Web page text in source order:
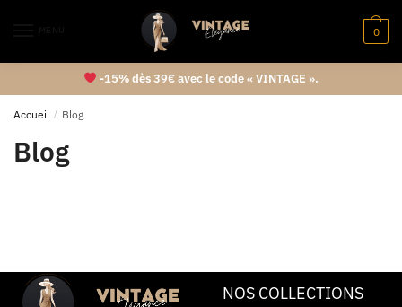
0
-15% dès 39€ avec le code « VINTAGE ».
Accueil / Blog
Blog
NOS COLLECTIONS